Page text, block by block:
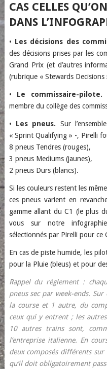
CAS CELLES
DANS
• Les décisions des
des décisions prises par les
Grand Prix (et d’autres
(rubrique « Stewards Decisions
• Le commissaire-pilote.
membre du collège des
• Les pneus. Sur
« Sprint Qualifying » -, Pirelli
8 pneus Tendres (rouges),
3 pneus Mediums (jaunes),
2 pneus Durs (blancs).
Si les couleurs restent les
ces pneus varient en
gamme allant du C1 (le plus
vous sur notre
sélectionnés par Pirelli pour ce
En cas de piste humide, les
pour la Pluie (bleus) et pour
Rappel du règlement :
pneus sec par week-ends.
la course et 1 autre, du
ceux qui y entrent ; les
10 autres trains sont,
l’entreprise italienne. En
deux composés différents
qu’il doit obligatoirement